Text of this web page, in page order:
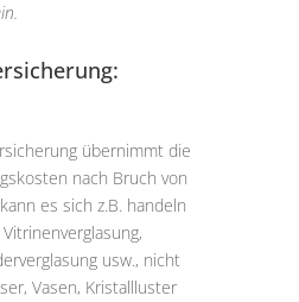
übernimmt die
nach Bruch von
es sich z.B. handeln
usw., nicht
Vasen, Kristallluster